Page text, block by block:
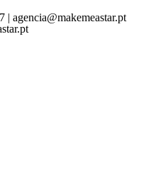
| agencia@makemeastar.pt